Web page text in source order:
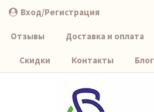
Вход/Регистрация
Отзывы Доставка и оплата
Скидки Контакты Блог